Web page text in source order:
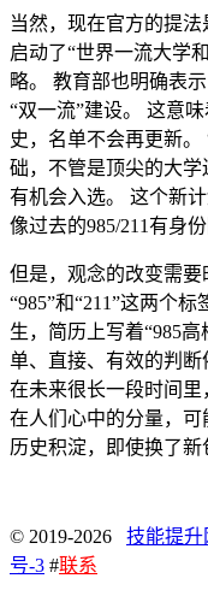
当然，现在官方的提法
启动了“世界一流大学
略。 教育部也明确表
“双一流”建设。 这意
史，名单不会再更新
础，不管是顶尖的大
有机会入选。 这个新
像过去的985/211有身
但是，观念的改变需要
“985”和“211”这两个
生，简历上写着“985
单、直接、有效的判
在未来很长一段时间里
在人们心中的分量，
历史积淀，即使换了新
© 2019-2026 技能提升
号-3 #联系